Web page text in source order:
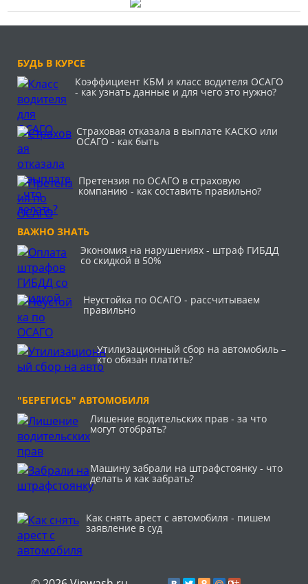
БУДЬ В КУРСЕ
Коэффициент КБМ и класс водителя ОСАГО
- как узнать данные и для чего это нужно?
Страховая отказала в выплате КАСКО или
ОСАГО - как быть
Претензия по ОСАГО в страховую
компанию - как составить правильно?
ВАЖНО ЗНАТЬ
Экономия на нарушениях - штраф ГИБДД
со скидкой в 50%
Неустойка по ОСАГО - рассчитываем
правильно
Утилизационный сбор на автомобиль –
кто обязан платить?
"БЕРЕГИСЬ" АВТОМОБИЛЯ
Лишение водительских прав - за что
могут отобрать?
Машину забрали на штрафстоянку - что
делать и как забрать?
Как снять арест с автомобиля - пишем
заявление в суд